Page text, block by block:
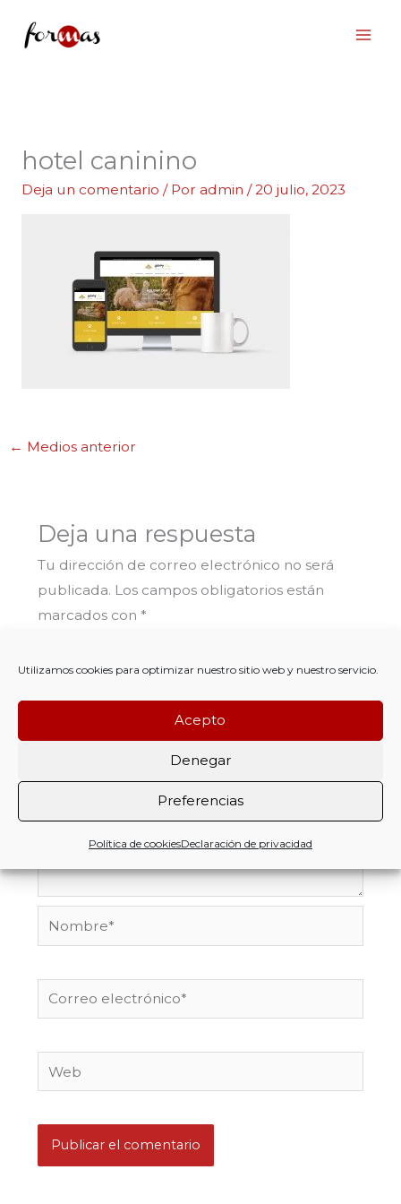
Utilizamos cookies para optimizar nuestro sitio web y nuestro servicio.
Acepto
Denegar
Preferencias
Política de cookiesDeclaración de privacidad
hotel caninino
Deja un comentario / Por admin /20 julio, 2023
← Medios anterior
Deja una respuesta
Tu dirección de correo electrónico no será
publicada. Los campos obligatorios están
marcados con *
Nombre*
Correo
electrónico*
Web